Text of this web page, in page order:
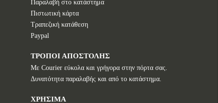
Παραλαβή στο κατάστημα
Πιστωτική κάρτα
Τραπεζική κατάθεση
Paypal
ΤΡΟΠΟΙ ΑΠΟΣΤΟΛΗΣ
Με Courier εύκολα και γρήγορα στην πόρτα σας.
Δυνατότητα παραλαβής και από το κατάστημα.
ΧΡΗΣΙΜΑ